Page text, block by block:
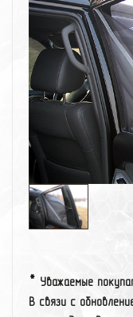
* Уважаемые
В связи с